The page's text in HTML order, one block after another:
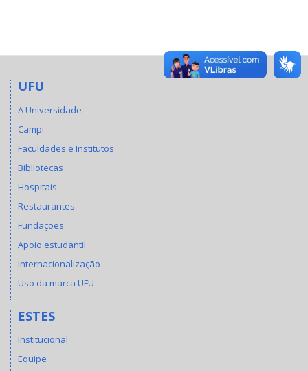
UFU
A Universidade
Campi
Faculdades e Institutos
Bibliotecas
Hospitais
Restaurantes
Fundações
Apoio estudantil
Internacionalização
Uso da marca UFU
ESTES
Institucional
Equipe